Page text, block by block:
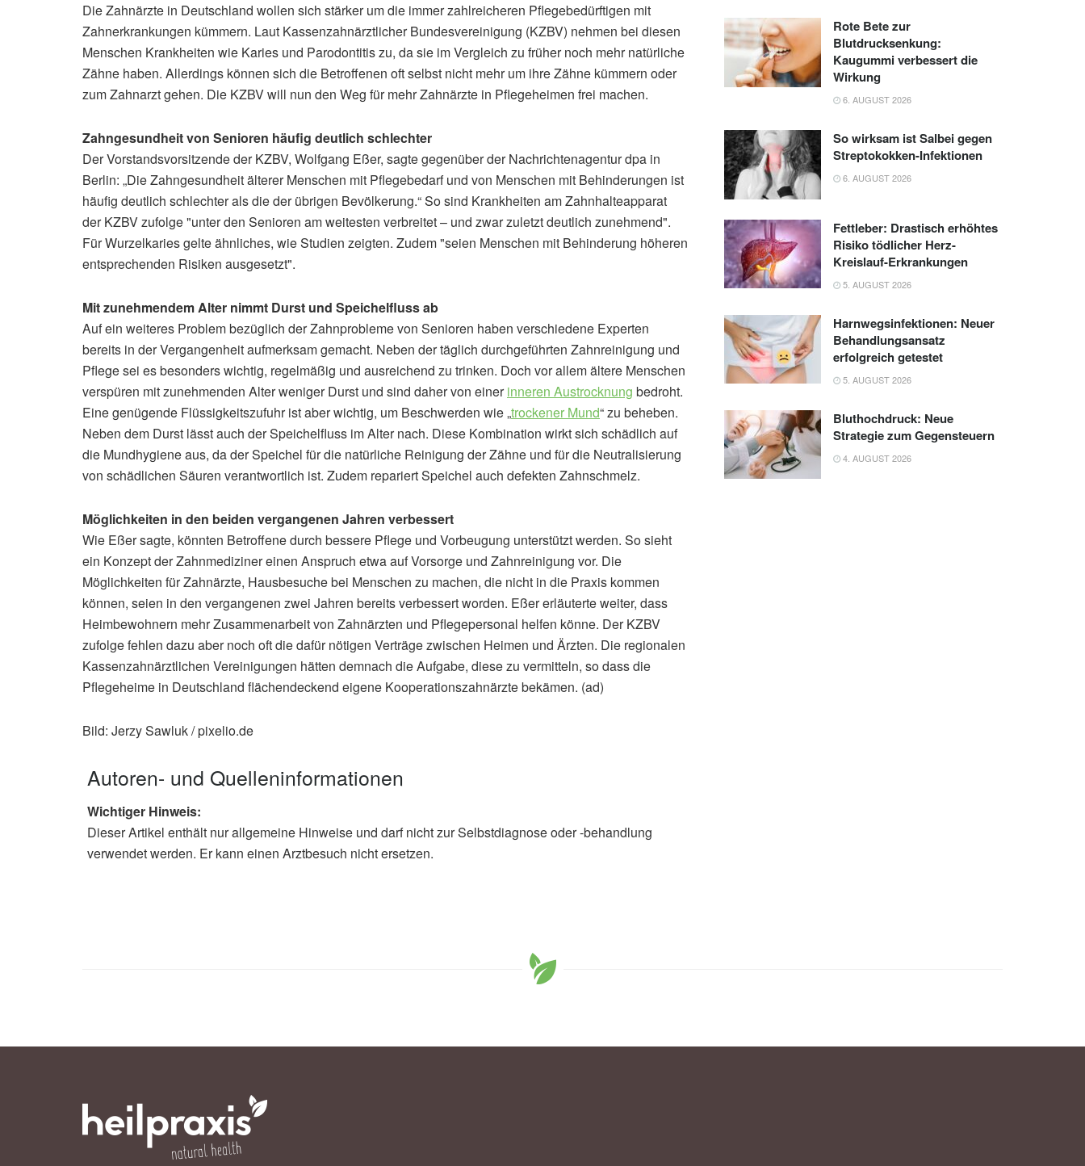
Die Zahnärzte in Deutschland wollen sich stärker um die immer zahlreicheren Pflegebedürftigen mit
Zahnerkrankungen kümmern. Laut Kassenzahnärztlicher Bundesvereinigung (KZBV) nehmen bei diesen
Menschen Krankheiten wie Karies und Parodontitis zu, da sie im Vergleich zu früher noch mehr natürliche
Zähne haben. Allerdings können sich die Betroffenen oft selbst nicht mehr um ihre Zähne kümmern oder
zum Zahnarzt gehen. Die KZBV will nun den Weg für mehr Zahnärzte in Pflegeheimen frei machen.
Zahngesundheit von Senioren häufig deutlich schlechter
Der Vorstandsvorsitzende der KZBV, Wolfgang Eßer, sagte gegenüber der Nachrichtenagentur dpa in
Berlin: „Die Zahngesundheit älterer Menschen mit Pflegebedarf und von Menschen mit Behinderungen ist
häufig deutlich schlechter als die der übrigen Bevölkerung.“ So sind Krankheiten am Zahnhalteapparat
der KZBV zufolge "unter den Senioren am weitesten verbreitet – und zwar zuletzt deutlich zunehmend".
Für Wurzelkaries gelte ähnliches, wie Studien zeigten. Zudem "seien Menschen mit Behinderung höheren
entsprechenden Risiken ausgesetzt".
Mit zunehmendem Alter nimmt Durst und Speichelfluss ab
Auf ein weiteres Problem bezüglich der Zahnprobleme von Senioren haben verschiedene Experten
bereits in der Vergangenheit aufmerksam gemacht. Neben der täglich durchgeführten Zahnreinigung und
Pflege sei es besonders wichtig, regelmäßig und ausreichend zu trinken. Doch vor allem ältere Menschen
verspüren mit zunehmenden Alter weniger Durst und sind daher von einerinneren Austrocknung bedroht.
Eine genügende Flüssigkeitszufuhr ist aber wichtig, um Beschwerden wie „trockener Mund“ zu beheben.
Neben dem Durst lässt auch der Speichelfluss im Alter nach. Diese Kombination wirkt sich schädlich auf
die Mundhygiene aus, da der Speichel für die natürliche Reinigung der Zähne und für die Neutralisierung
von schädlichen Säuren verantwortlich ist. Zudem repariert Speichel auch defekten Zahnschmelz.
Möglichkeiten in den beiden vergangenen Jahren verbessert
Wie Eßer sagte, könnten Betroffene durch bessere Pflege und Vorbeugung unterstützt werden. So sieht
ein Konzept der Zahnmediziner einen Anspruch etwa auf Vorsorge und Zahnreinigung vor. Die
Möglichkeiten für Zahnärzte, Hausbesuche bei Menschen zu machen, die nicht in die Praxis kommen
können, seien in den vergangenen zwei Jahren bereits verbessert worden. Eßer erläuterte weiter, dass
Heimbewohnern mehr Zusammenarbeit von Zahnärzten und Pflegepersonal helfen könne. Der KZBV
zufolge fehlen dazu aber noch oft die dafür nötigen Verträge zwischen Heimen und Ärzten. Die regionalen
Kassenzahnärztlichen Vereinigungen hätten demnach die Aufgabe, diese zu vermitteln, so dass die
Pflegeheime in Deutschland flächendeckend eigene Kooperationszahnärzte bekämen. (ad)
Bild: Jerzy Sawluk / pixelio.de
Autoren- und Quelleninformationen
Wichtiger Hinweis:
Dieser Artikel enthält nur allgemeine Hinweise und darf nicht zur Selbstdiagnose oder -behandlung
verwendet werden. Er kann einen Arztbesuch nicht ersetzen.
Rote Bete zur
Blutdrucksenkung:
Kaugummi verbessert die
Wirkung
6. AUGUST 2026
So wirksam ist Salbei gegen
Streptokokken-Infektionen
6. AUGUST 2026
Fettleber: Drastisch erhöhtes
Risiko tödlicher Herz-
Kreislauf-Erkrankungen
5. AUGUST 2026
Harnwegsinfektionen: Neuer
Behandlungsansatz
erfolgreich getestet
5. AUGUST 2026
Bluthochdruck: Neue
Strategie zum Gegensteuern
4. AUGUST 2026